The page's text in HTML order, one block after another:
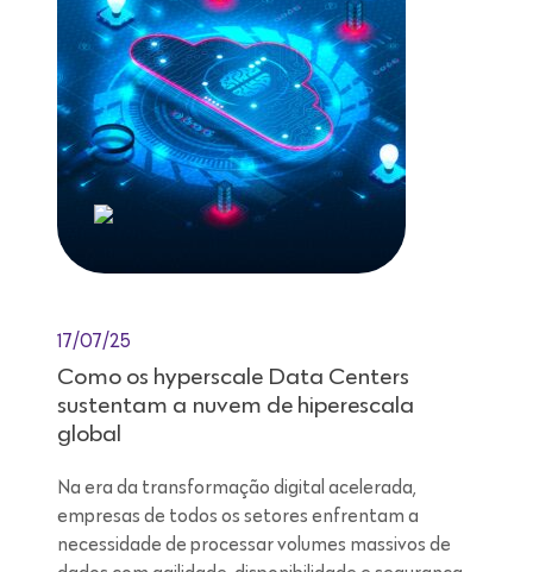
17/07/25
Como os hyperscale Data Centers
sustentam a nuvem de hiperescala
global
Na era da transformação digital acelerada,
empresas de todos os setores enfrentam a
necessidade de processar volumes massivos de